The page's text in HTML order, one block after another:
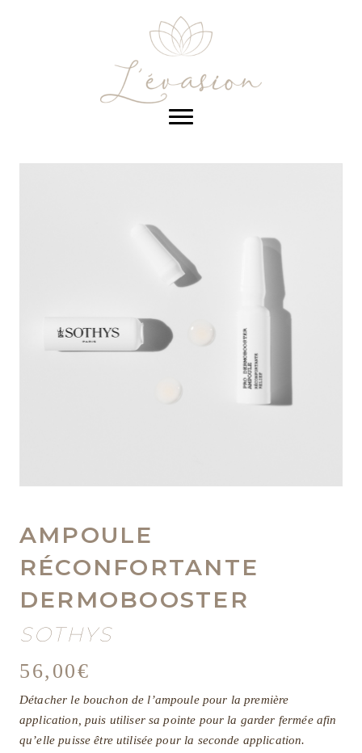
AMPOULE
RÉCONFORTANTE
DERMOBOOSTER
SOTHYS
56,00€
Détacher le bouchon de l’ampoule pour la première
application, puis utiliser sa pointe pour la garder fermée afin
qu’elle puisse être utilisée pour la seconde application.